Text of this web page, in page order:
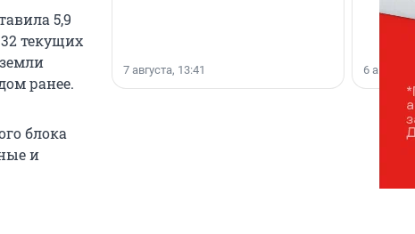
5,9
текущих
ранее.
блока
и
7 августа, 13:41 6